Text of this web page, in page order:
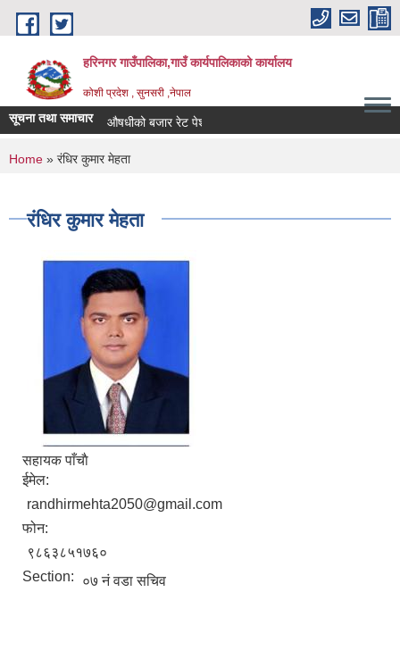
Skip to main content
हरिनगर गाउँपालिका,गाउँ कार्यपालिकाको कार्यालय
कोशी प्रदेश , सुनसरी ,नेपाल
सूचना तथा समाचार औषधीको बजार रेट पेश गर्ने सूचना_
You are here
Home » रंधिर कुमार मेहता
रंधिर कुमार मेहता
सहायक पाँचाै
ईमेल:
randhirmehta2050@gmail.com
फोन:
९८६३८५१७६०
Section:
०७ नं वडा सचिव